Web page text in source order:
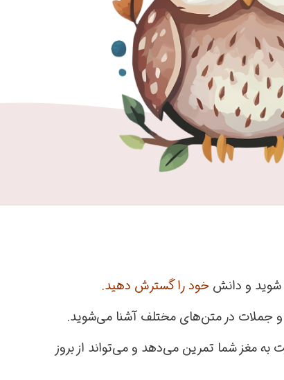
شوید و دانش خود را گسترش دهید.
و جملات در متن‌های مختلف آشنا می‌شوید.
به مغز شما تمرین می‌دهد و می‌تواند از بروز